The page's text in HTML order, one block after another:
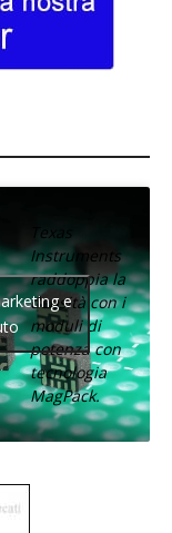
Texas
Instruments
raddoppia la
densità con i
moduli di
potenza con
tecnologia
MagPack.
e